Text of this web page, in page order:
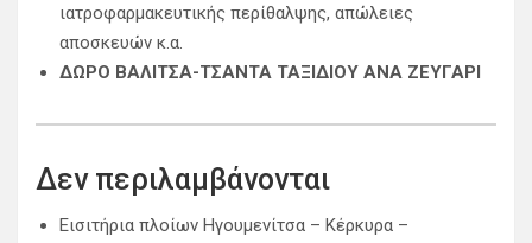
ιατροφαρμακευτικής περίθαλψης, απώλειες
αποσκευών κ.α.
ΔΩΡΟ ΒΑΛΙΤΣΑ-ΤΣΑΝΤΑ ΤΑΞΙΔΙΟΥ ΑΝΑ ΖΕΥΓΑΡΙ
Δεν περιλαμβάνονται
Εισιτήρια πλοίων Ηγουμενίτσα – Κέρκυρα –